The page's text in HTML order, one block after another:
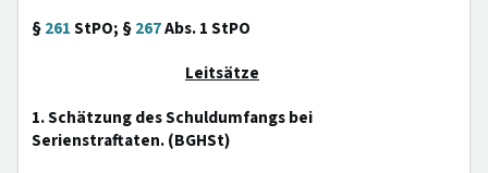
§261StPO; §267Abs. 1 StPO
Leitsätze
1. Schätzung des Schuldumfangs bei
Serienstraftaten. (BGHSt)